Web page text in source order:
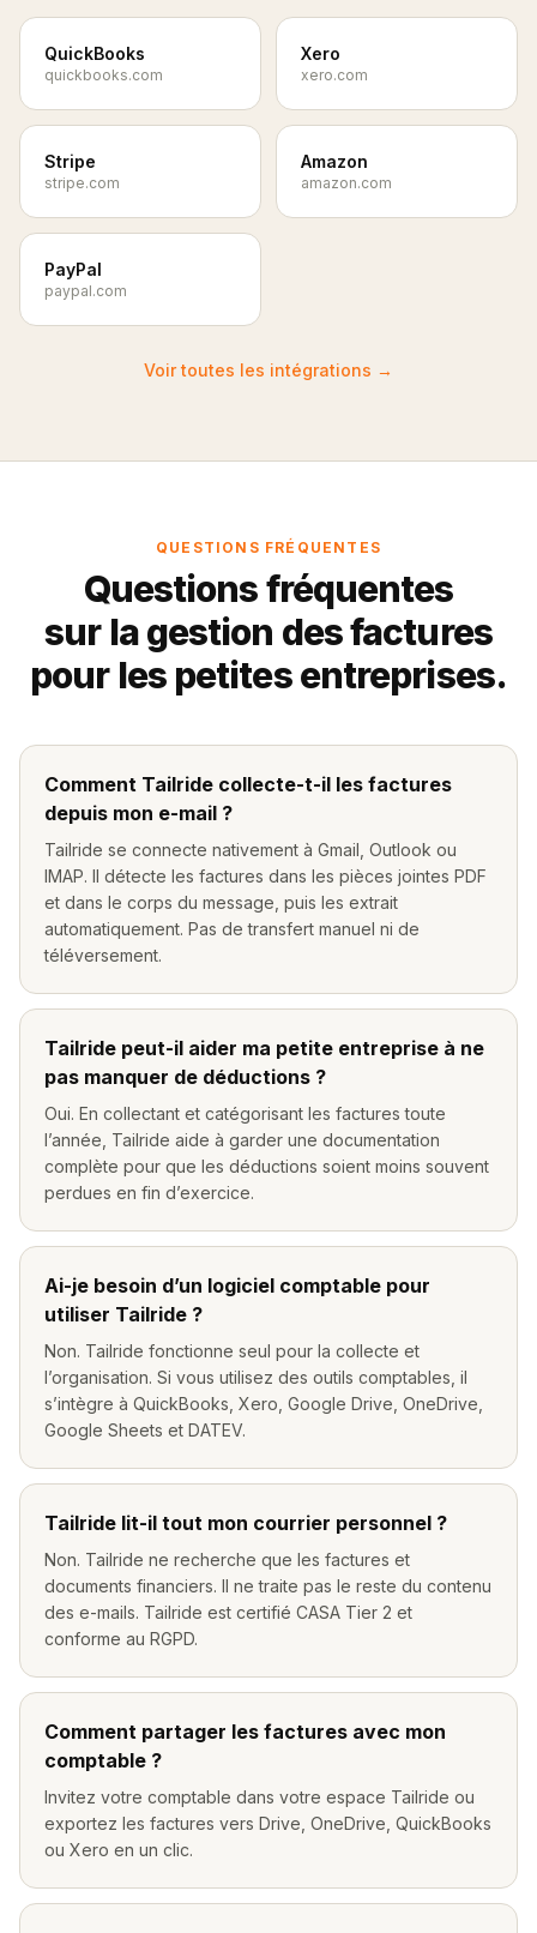
QuickBooks
quickbooks.com
Xero
xero.com
Stripe
stripe.com
Amazon
amazon.com
PayPal
paypal.com
Voir toutes les intégrations →
QUESTIONS FRÉQUENTES
Questions fréquentes
sur la gestion des factures
pour les petites entreprises.
Comment Tailride collecte-t-il les factures
depuis mon e-mail ?
Tailride se connecte nativement à Gmail, Outlook ou
IMAP. Il détecte les factures dans les pièces jointes PDF
et dans le corps du message, puis les extrait
automatiquement. Pas de transfert manuel ni de
téléversement.
Tailride peut-il aider ma petite entreprise à ne
pas manquer de déductions ?
Oui. En collectant et catégorisant les factures toute
l’année, Tailride aide à garder une documentation
complète pour que les déductions soient moins souvent
perdues en fin d’exercice.
Ai-je besoin d’un logiciel comptable pour
utiliser Tailride ?
Non. Tailride fonctionne seul pour la collecte et
l’organisation. Si vous utilisez des outils comptables, il
s’intègre à QuickBooks, Xero, Google Drive, OneDrive,
Google Sheets et DATEV.
Tailride lit-il tout mon courrier personnel ?
Non. Tailride ne recherche que les factures et
documents financiers. Il ne traite pas le reste du contenu
des e-mails. Tailride est certifié CASA Tier 2 et
conforme au RGPD.
Comment partager les factures avec mon
comptable ?
Invitez votre comptable dans votre espace Tailride ou
exportez les factures vers Drive, OneDrive, QuickBooks
ou Xero en un clic.